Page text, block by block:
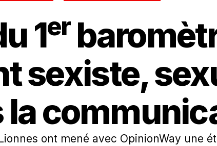
1er
sexiste,
la
Lionnes ont mené avec OpinionWay une